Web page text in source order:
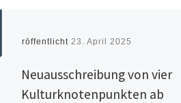
Veröffentlicht 23. April 2025
Neuausschreibung von vier
Kulturknotenpunkten ab